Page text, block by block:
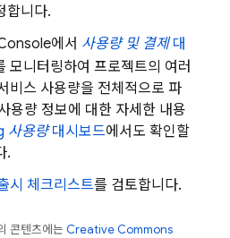
합니다.
에서 사용량 및 결제대
모니터링하여 프로젝트의 여러
비스 사용량을 전체적으로 파
용량 정보에 대한 자세한 내용
사용량대시보드에서도 확인할
.
시 체크리스트를 검토합니다.
콘텐츠에는 Creative Commons